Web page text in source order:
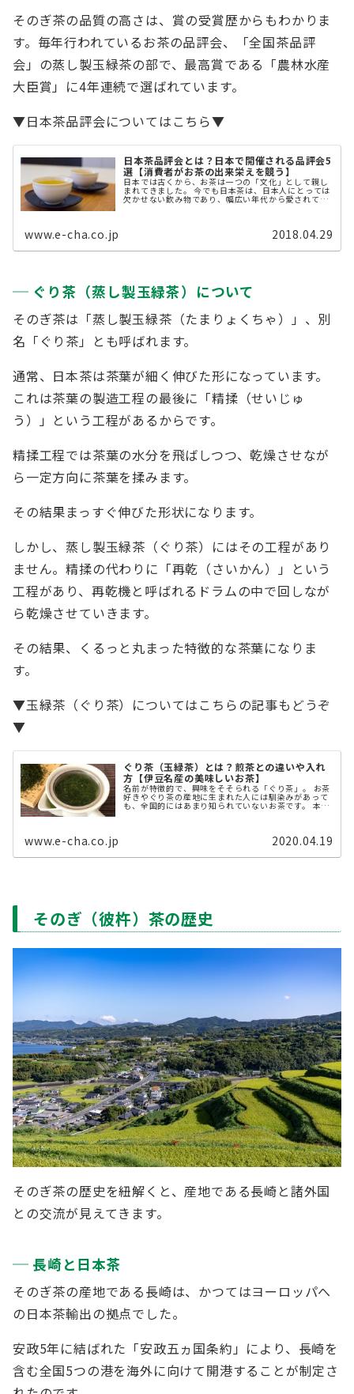
そのぎ茶の品質の高さは、賞の受賞歴からもわかりま
す。毎年行われているお茶の品評会、「全国茶品評
会」の蒸し製玉緑茶の部で、最高賞である「農林水産
大臣賞」に4年連続で選ばれています。
▼日本茶品評会についてはこちら▼
日本茶品評会とは？日本で開催される品評会5
選【消費者がお茶の出来栄えを競う】
日本では古くから、お茶は一つの「文化」として親し
まれてきました。 今でも日本茶は、日本人にとっては
欠かせない飲み物であり、幅広い年代から愛されてい
www.e-cha.co.jp 2018.04.29
ぐり茶（蒸し製玉緑茶）について
そのぎ茶は「蒸し製玉緑茶（たまりょくちゃ）」、別
名「ぐり茶」とも呼ばれます。
通常、日本茶は茶葉が細く伸びた形になっています。
これは茶葉の製造工程の最後に「精揉（せいじゅ
う）」という工程があるからです。
精揉工程では茶葉の水分を飛ばしつつ、乾燥させなが
ら一定方向に茶葉を揉みます。
その結果まっすぐ伸びた形状になります。
しかし、蒸し製玉緑茶（ぐり茶）にはその工程があり
ません。精揉の代わりに「再乾（さいかん）」という
工程があり、再乾機と呼ばれるドラムの中で回しなが
ら乾燥させていきます。
その結果、くるっと丸まった特徴的な茶葉になりま
す。
▼玉緑茶（ぐり茶）についてはこちらの記事もどうぞ
▼
ぐり茶（玉緑茶）とは？煎茶との違いや入れ
方【伊豆名産の美味しいお茶】
名前が特徴的で、興味をそそられる「ぐり茶」。 お茶
好きやぐり茶の産地に生まれた人には馴染みがあって
も、全国的にはあまり知られていないお茶です。 本記
www.e-cha.co.jp 2020.04.19
そのぎ（彼杵）茶の歴史
そのぎ茶の歴史を紐解くと、産地である長崎と諸外国
との交流が見えてきます。
長崎と日本茶
そのぎ茶の産地である長崎は、かつてはヨーロッパへ
の日本茶輸出の拠点でした。
安政5年に結ばれた「安政五ヵ国条約」により、長崎を
含む全国5つの港を海外に向けて開港することが制定さ